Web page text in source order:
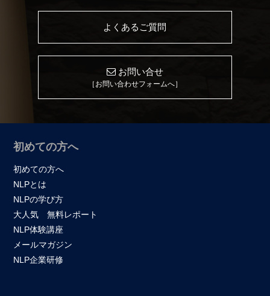
よくあるご質問
お問い合せ
［お問い合わせフォームへ］
初めての方へ
初めての方へ
NLPとは
NLPの学び方
大人気 無料レポート
NLP体験講座
メールマガジン
NLP企業研修